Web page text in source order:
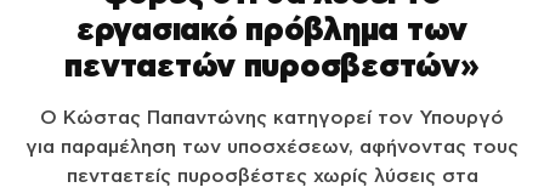
εργασιακό πρόβλημα των
πενταετών πυροσβεστών»
Ο Κώστας Παπαντώνης κατηγορεί τον Υπουργό
για παραμέληση των υποσχέσεων, αφήνοντας τους
πενταετείς πυροσβέστες χωρίς λύσεις στα